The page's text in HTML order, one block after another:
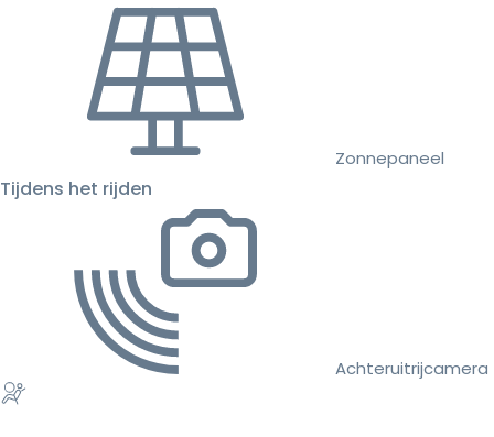
Zonnepaneel
Tijdens het rijden
Achteruitrijcamera